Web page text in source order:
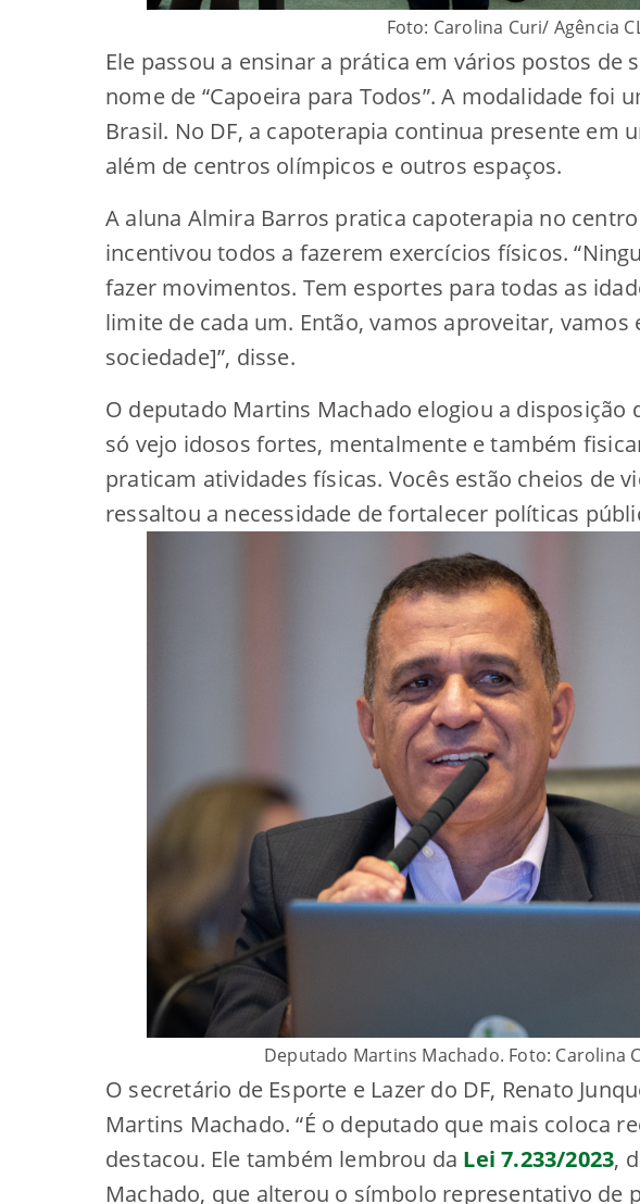
Foto: Carolina Curi/ Agência
Ele passou a ensinar a prática em vários postos de
nome de “Capoeira para Todos”. A modalidade foi
Brasil. No DF, a capoterapia continua presente em
além de centros olímpicos e outros espaços.
A aluna Almira Barros pratica capoterapia no
incentivou todos a fazerem exercícios físicos.
fazer movimentos. Tem esportes para todas as
limite de cada um. Então, vamos aproveitar, vamos
sociedade]”, disse.
O deputado Martins Machado elogiou a disposição
só vejo idosos fortes, mentalmente e também
praticam atividades físicas. Vocês estão cheios de
ressaltou a necessidade de fortalecer políticas
Deputado Martins Machado. Foto: Carolina
O secretário de Esporte e Lazer do DF, Renato
Martins Machado. “É o deputado que mais coloca
destacou. Ele também lembrou da Lei 7.233/2023,
Machado, que alterou o símbolo representativo de